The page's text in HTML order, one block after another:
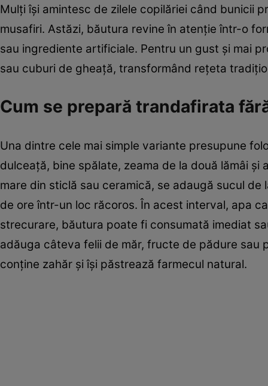
Mulți își amintesc de zilele copilăriei când bunicii
musafiri. Astăzi, băutura revine în atenție într-o
sau ingrediente artificiale. Pentru un gust și mai
sau cuburi de gheață, transformând rețeta
Cum se prepară trandafirata
Una dintre cele mai simple variante presupune
dulceață, bine spălate, zeama de la două lămâi
mare din sticlă sau ceramică, se adaugă sucul
de ore într-un loc răcoros. În acest interval, apa
strecurare, băutura poate fi consumată imediat
adăuga câteva felii de măr, fructe de pădure sau
conține zahăr și își păstrează farmecul natural.